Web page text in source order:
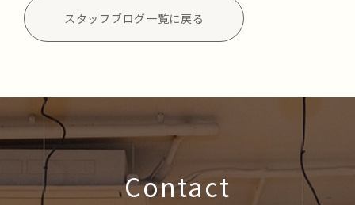
スタッフブログ一覧に戻る
Contact